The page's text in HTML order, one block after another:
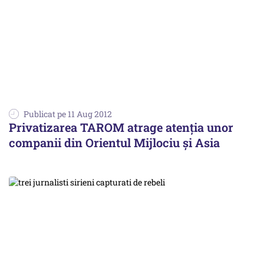
Publicat pe 11 Aug 2012
Privatizarea TAROM atrage atenția unor
companii din Orientul Mijlociu și Asia